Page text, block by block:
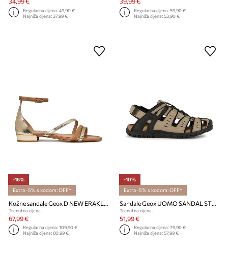
Regularna cijena:49,90 €
Najniža cijena:37,99 €
Regularna cijena:59,90 €
Najniža cijena:53,90 €
-16%
Extra -5% s kodom: OFF*
Kožne sandale Geox D NEW ERAKLIA 15
Trenutna cijena:
67,99 €
Regularna cijena:109,90 €
Najniža cijena:80,99 €
-10%
Extra -5% s kodom: OFF*
Sandale Geox UOMO SANDAL STRADA
Trenutna cijena:
51,99 €
Regularna cijena:79,90 €
Najniža cijena:57,99 €